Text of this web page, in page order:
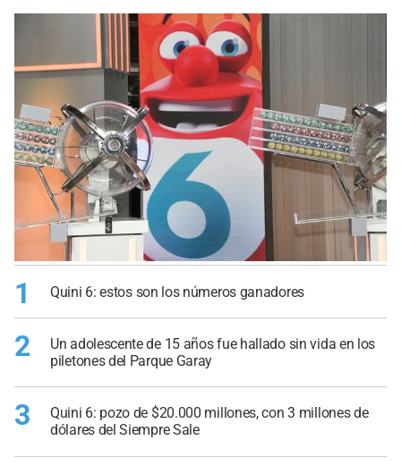
1 Quini 6: estos son los números ganadores
2
Un adolescente de 15 años fue hallado sin vida en los
piletones del Parque Garay
3
Quini 6: pozo de $20.000 millones, con 3 millones de
dólares del Siempre Sale